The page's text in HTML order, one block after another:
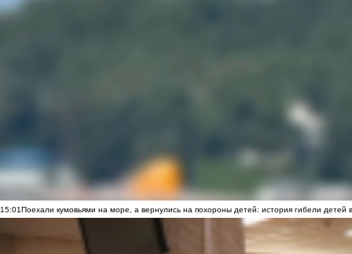
15:01Поехали кумовьями на море, а вернулись на похороны детей: история гибели детей